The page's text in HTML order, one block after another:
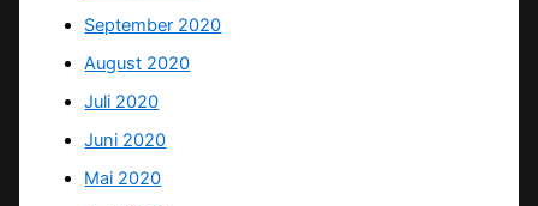
September 2020
August 2020
Juli 2020
Juni 2020
Mai 2020